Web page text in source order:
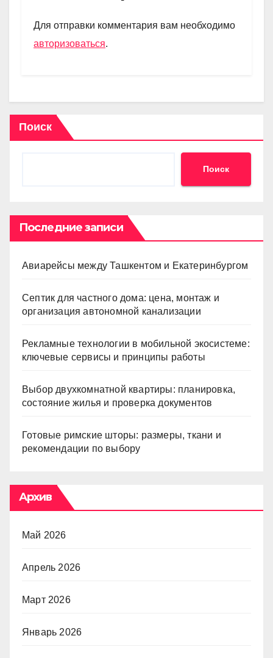
m p
p
a
и
Для отправки комментария вам необходимо
авторизоваться.
Поиск
Поиск
Последние записи
Авиарейсы между Ташкентом и Екатеринбургом
Септик для частного дома: цена, монтаж и
организация автономной канализации
Рекламные технологии в мобильной экосистеме:
ключевые сервисы и принципы работы
Выбор двухкомнатной квартиры: планировка,
состояние жилья и проверка документов
Готовые римские шторы: размеры, ткани и
рекомендации по выбору
Архив
Май 2026
Апрель 2026
Март 2026
Январь 2026